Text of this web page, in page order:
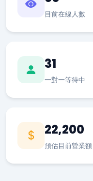
目前在線人數
31
一對一等待中
22,200
預估目前營業額